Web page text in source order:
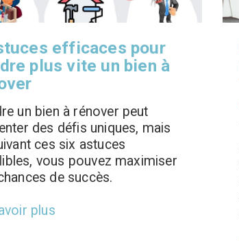
efficaces pour
plus vite un bien à
un bien à rénover peut
des défis uniques, mais
ces six astuces
vous pouvez maximiser
de succès.
plus